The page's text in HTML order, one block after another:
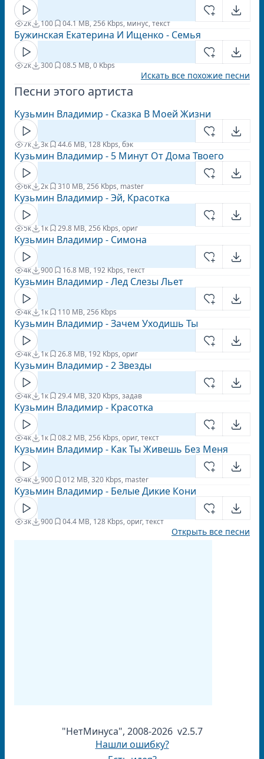
2к 100 04.1 MB, 256 Kbps, минус, текст
Бужинская Екатерина И Ищенко - Семья
2к 300 08.5 MB, 0 Kbps
Искать все похожие песни
Песни этого артиста
Кузьмин Владимир - Сказка В Моей Жизни
7к 3к 44.6 MB, 128 Kbps, бэк
Кузьмин Владимир - 5 Минут От Дома Твоего
6к 2к 310 MB, 256 Kbps, master
Кузьмин Владимир - Эй, Красотка
5к 1к 29.8 MB, 256 Kbps, ориг
Кузьмин Владимир - Симона
4к 900 16.8 MB, 192 Kbps, текст
Кузьмин Владимир - Лед Слезы Льет
4к 1к 110 MB, 256 Kbps
Кузьмин Владимир - Зачем Уходишь Ты
4к 1к 26.8 MB, 192 Kbps, ориг
Кузьмин Владимир - 2 Звезды
4к 1к 29.4 MB, 320 Kbps, задав
Кузьмин Владимир - Красотка
4к 1к 08.2 MB, 256 Kbps, ориг, текст
Кузьмин Владимир - Как Ты Живешь Без Меня
4к 900 012 MB, 320 Kbps, master
Кузьмин Владимир - Белые Дикие Кони
3к 900 04.4 MB, 128 Kbps, ориг, текст
Открыть все песни
"НетМинуса", 2008-2026 v2.5.7
Нашли ошибку?